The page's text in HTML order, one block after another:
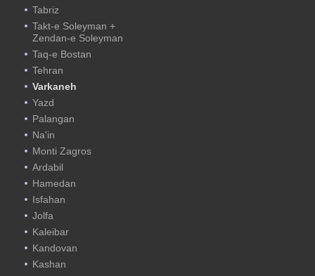
Tabriz
Takt-e Soleyman +
Zendan-e Soleyman
Taq-e Bostan
Tehran
Varkaneh
Yazd
Palangan
Na'in
Monti Zagros
Ardabil
Hamedan
Isfahan
Jolfa
Kaleibar
Kandovan
Kashan